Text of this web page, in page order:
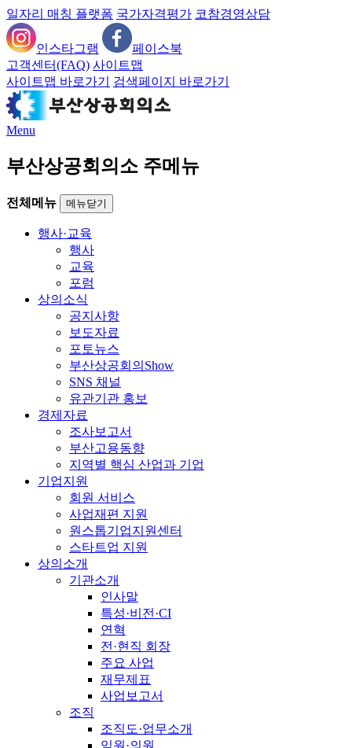
일자리 매칭 플랫폼 국가자격평가 코참경영상담
인스타그램
페이스북
고객센터(FAQ) 사이트맵
사이트맵 바로가기
검색페이지 바로가기
Menu
부산상공회의소 주메뉴
전체메뉴 메뉴닫기
행사·교육
행사
교육
포럼
상의소식
공지사항
보도자료
포토뉴스
부산상공회의Show
SNS 채널
유관기관 홍보
경제자료
조사보고서
부산고용동향
지역별 핵심 산업과 기업
기업지원
회원 서비스
사업재편 지원
원스톱기업지원센터
스타트업 지원
상의소개
기관소개
인사말
특성·비전·CI
연혁
전·현직 회장
주요 사업
재무제표
사업보고서
조직
조직도·업무소개
임원·의원